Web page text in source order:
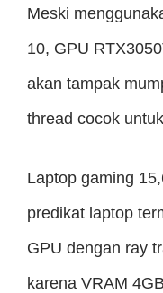
Meski
10, GPU
akan tampak
thread cocok
Laptop gaming
predikat laptop
GPU dengan ray
karena VRAM